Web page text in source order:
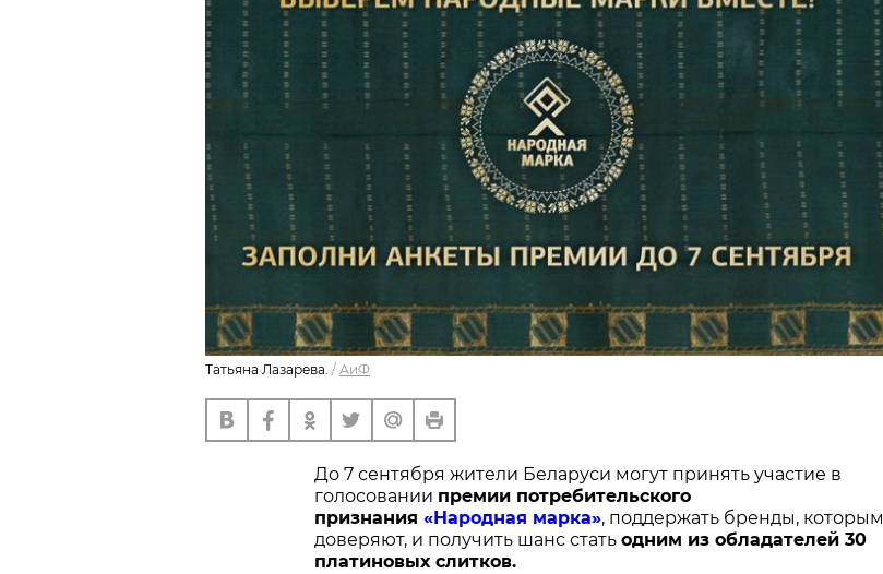
Татьяна Лазарева. / АиФ
До 7 сентября жители Беларуси могут принять участие в
голосовании премии потребительского
признания «Народная марка», поддержать бренды, которым
доверяют, и получить шанс стать одним из обладателей 30
платиновых слитков.